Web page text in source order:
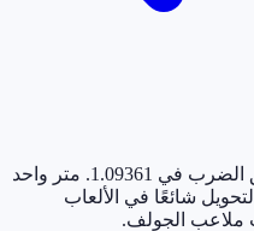
قم بتحويل الأمتار إلى ياردة عن طريق الضرب في 1.09361. متر واحد
شائعًا في الألعاب
ملاعب الجولف.